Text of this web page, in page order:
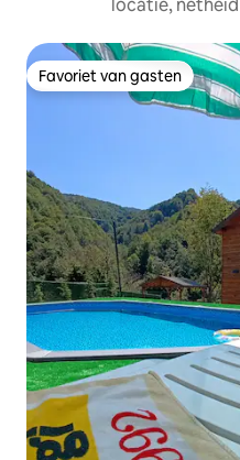
locatie, netheid
Favoriet van gasten
Favoriet van gasten